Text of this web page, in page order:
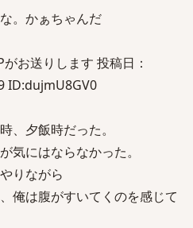
。かぁちゃんだ
お送りします 投稿日：
ID:dujmU8GV0
、夕飯時だった。
気にはならなかった。
りながら
俺は腹がすいてくのを感じて